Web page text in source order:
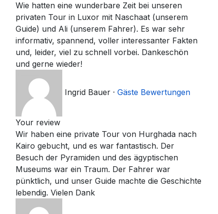
Wie hatten eine wunderbare Zeit bei unseren
privaten Tour in Luxor mit Naschaat (unserem
Guide) und Ali (unserem Fahrer). Es war sehr
informativ, spannend, voller interessanter Fakten
und, leider, viel zu schnell vorbei. Dankeschön
und gerne wieder!
Ingrid Bauer · Gäste Bewertungen
Your review
Wir haben eine private Tour von Hurghada nach
Kairo gebucht, und es war fantastisch. Der
Besuch der Pyramiden und des ägyptischen
Museums war ein Traum. Der Fahrer war
pünktlich, und unser Guide machte die Geschichte
lebendig. Vielen Dank